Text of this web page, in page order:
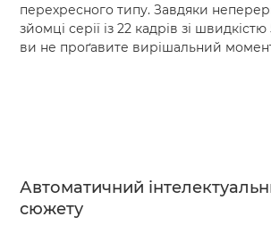
перехресного типу. Завдяки
зйомці серії із 22 кадрів зі
ви не проґавите вирішальний
Автоматичний
сюжету